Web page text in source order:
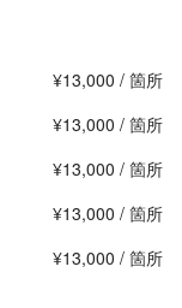
¥13,000 / 箇所
¥13,000 / 箇所
¥13,000 / 箇所
¥13,000 / 箇所
¥13,000 / 箇所